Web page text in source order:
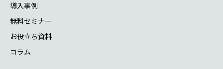
導入事例
無料セミナー
お役立ち資料
コラム